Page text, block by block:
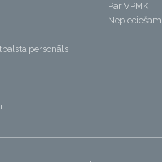
personāls
Par VPMK